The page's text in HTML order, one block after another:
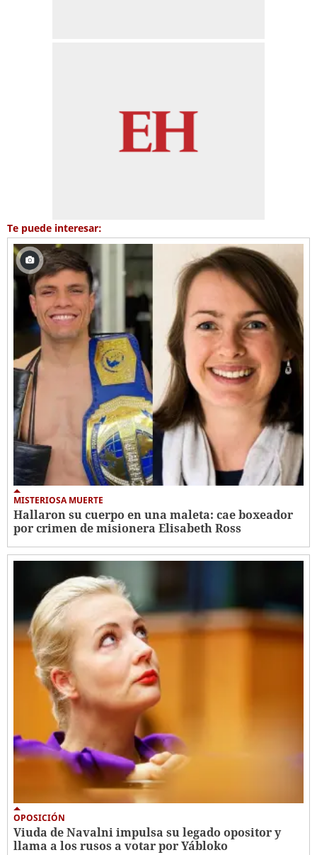
Te puede interesar:
MISTERIOSA MUERTE
Hallaron su cuerpo en una maleta: cae boxeador
por crimen de misionera Elisabeth Ross
OPOSICIÓN
Viuda de Navalni impulsa su legado opositor y
llama a los rusos a votar por Yábloko